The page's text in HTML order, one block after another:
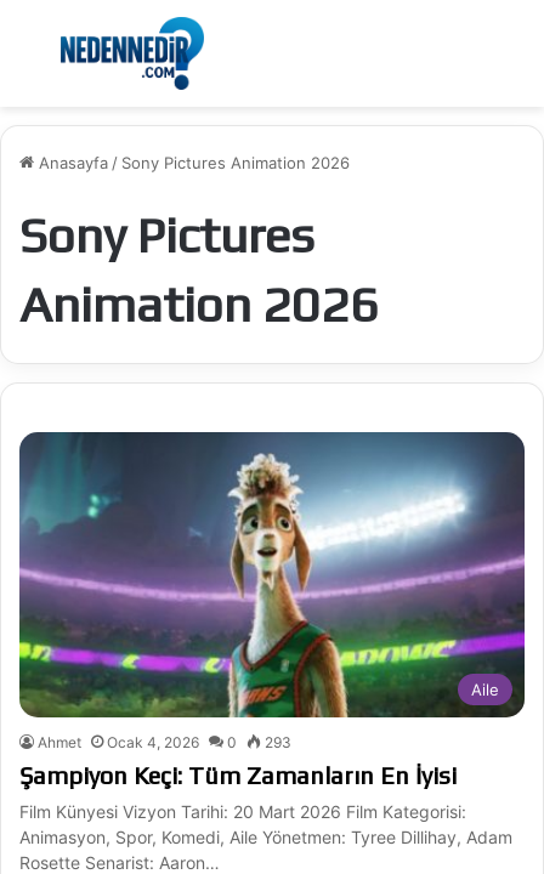
Menü
Anasayfa / Sony Pictures Animation 2026
Sony Pictures
Animation 2026
Aile
Ahmet Ocak 4, 2026 0 293
Şampiyon Keçi: Tüm Zamanların En İyisi
Film Künyesi Vizyon Tarihi: 20 Mart 2026 Film Kategorisi:
Animasyon, Spor, Komedi, Aile Yönetmen: Tyree Dillihay, Adam
Rosette Senarist: Aaron…